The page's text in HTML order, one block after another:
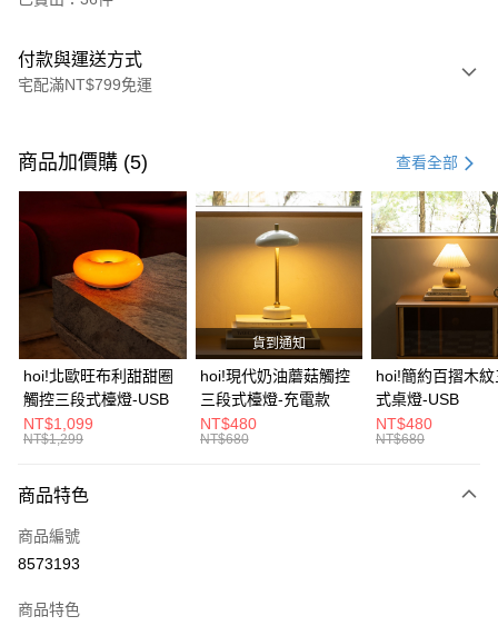
付款與運送方式
宅配滿NT$799免運
信用卡一次付款
信用卡分期付款
3 期 0 利率 每期 21家銀行
合作金庫商業銀行
第一商業銀行
華南商業銀行
彰化商業銀行
上海商業儲蓄銀行
台北富邦商業銀行
國泰世華商業銀行
兆豐國際商業銀行
臺灣中小企業銀行
台中商業銀行
匯豐（台灣）商業銀行
華泰商業銀行
聯邦商業銀行
遠東國際商業銀行
元大商業銀行
台灣樂天信用卡公司
6 期 0 利率 每期NT$33 21家銀行
合作金庫商業銀行
第一商業銀行
華南商業銀行
彰化商業銀行
上海商業儲蓄銀行
台北富邦商業銀行
國泰世華商業銀行
兆豐國際商業銀行
臺灣中小企業銀行
台中商業銀行
匯豐（台灣）商業銀行
聯邦商業銀行
玉山商業銀行
台灣樂天信用卡公司
LINE Pay
Apple Pay
街口支付
AFTEE先享後付
【關於「AFTEE先享後付」】
AFTEE先享後付是「在收到商品之後才付款」的支付方式。 讓您購物簡單
便利好安心！
１．簡單：不需註冊會員、不需綁卡、不需儲值。
２．便利：只要手機號碼，簡訊認證，即可結帳。
商品加價購 (5) 查看全部
hoi!北歐旺布利甜甜圈
觸控三段式檯燈-USB
NT$1,099
NT$1,299
貨到通知
hoi!現代奶油蘑菇觸控
三段式檯燈-充電款
NT$480
NT$680
hoi!簡約百摺木
式桌燈-USB
NT$480
NT$680
商品特色
商品編號
8573193
商品特色